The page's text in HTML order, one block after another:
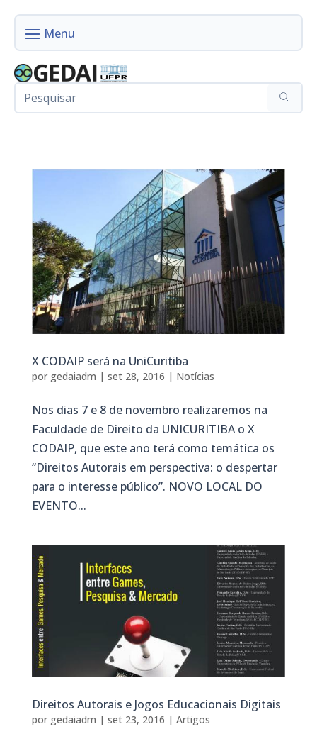
X CODAIP será na UniCuritiba
por gedaiadm | set 28, 2016 | Notícias
Nos dias 7 e 8 de novembro realizaremos na
Faculdade de Direito da UNICURITIBA o X
CODAIP, que este ano terá como temática os
“Direitos Autorais em perspectiva: o despertar
para o interesse público”. NOVO LOCAL DO
EVENTO...
Direitos Autorais e Jogos Educacionais Digitais
por gedaiadm | set 23, 2016 | Artigos